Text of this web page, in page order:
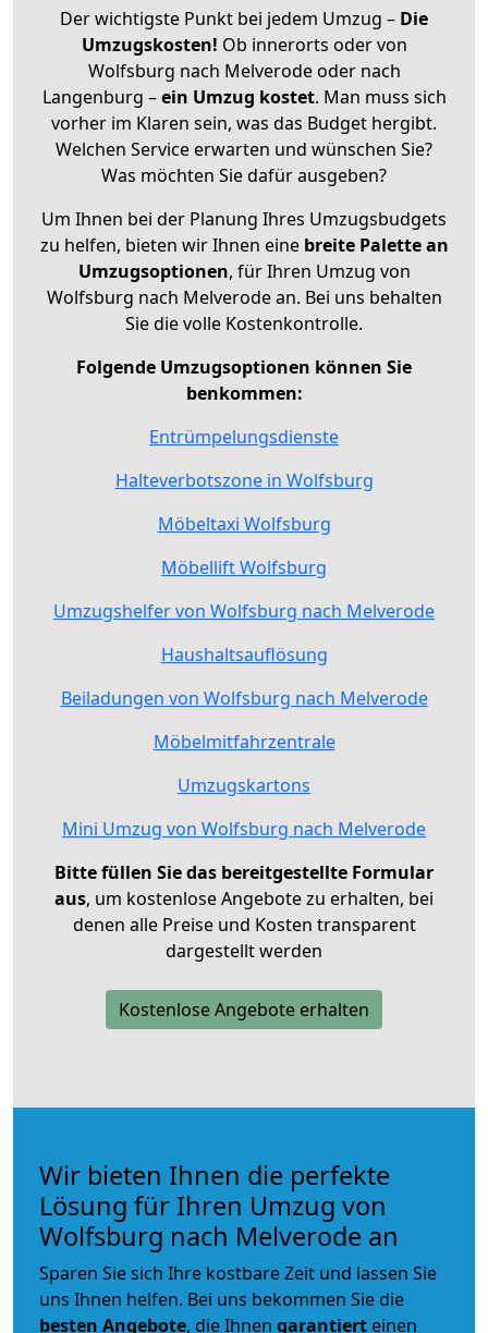
Der wichtigste Punkt bei jedem Umzug – Die
Umzugskosten! Ob innerorts oder von
Wolfsburg nach Melverode oder nach
Langenburg –ein Umzug kostet. Man muss sich
vorher im Klaren sein, was das Budget hergibt.
Welchen Service erwarten und wünschen Sie?
Was möchten Sie dafür ausgeben?
Um Ihnen bei der Planung Ihres Umzugsbudgets
zu helfen, bieten wir Ihnen eine breite Palette an
Umzugsoptionen, für Ihren Umzug von
Wolfsburg nach Melverode an. Bei uns behalten
Sie die volle Kostenkontrolle.
Folgende Umzugsoptionen können Sie
benkommen:
Entrümpelungsdienste
Halteverbotszone in Wolfsburg
Möbeltaxi Wolfsburg
Möbellift Wolfsburg
Umzugshelfer von Wolfsburg nach Melverode
Haushaltsauflösung
Beiladungen von Wolfsburg nach Melverode
Möbelmitfahrzentrale
Umzugskartons
Mini Umzug von Wolfsburg nach Melverode
Bitte füllen Sie das bereitgestellte Formular
aus, um kostenlose Angebote zu erhalten, bei
denen alle Preise und Kosten transparent
dargestellt werden
Kostenlose Angebote erhalten
Wir bieten Ihnen die perfekte
Lösung für Ihren Umzug von
Wolfsburg nach Melverode an
Sparen Sie sich Ihre kostbare Zeit und lassen Sie
uns Ihnen helfen. Bei uns bekommen Sie die
besten Angebote, die Ihnen garantiert einen